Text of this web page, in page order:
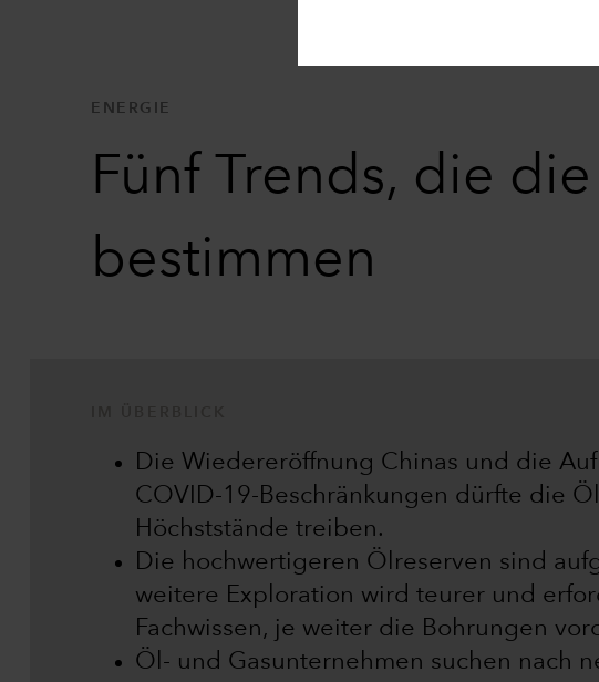
ENERGIE
Fünf Trends, die
bestimmen
Die Wiedereröffnung Chinas und die
COVID-19-Beschränkungen dürfte die
Höchststände treiben.
Die hochwertigeren Ölreserven sind
weitere Exploration wird teurer und
Fachwissen, je weiter die Bohrungen
Öl- und Gasunternehmen suchen nach